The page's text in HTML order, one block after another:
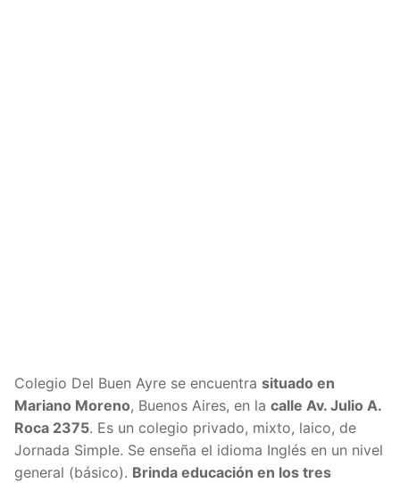
Colegio Del Buen Ayre se encuentra situado en
Mariano Moreno, Buenos Aires, en la calle Av. Julio A.
Roca 2375. Es un colegio privado, mixto, laico, de
Jornada Simple. Se enseña el idioma Inglés en un nivel
general (básico). Brinda educación en los tres